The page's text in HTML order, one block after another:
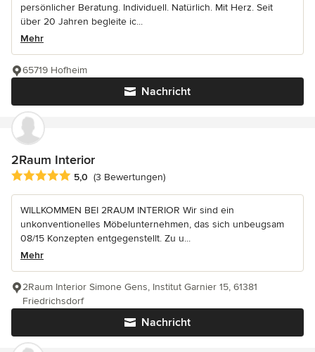
persönlicher Beratung. Individuell. Natürlich. Mit Herz. Seit
über 20 Jahren begleite ic...
Mehr
Nachricht
65719 Hofheim
2Raum Interior
Durchschnittliche Bewertung: 5 von 5 Sternen
5,0 (3 Bewertungen)
WILLKOMMEN BEI 2RAUM INTERIOR Wir sind ein
unkonventionelles Möbelunternehmen, das sich unbeugsam
08/15 Konzepten entgegenstellt. Zu u...
Mehr
Nachricht
2Raum Interior Simone Gens, Institut Garnier 15, 61381
Friedrichsdorf